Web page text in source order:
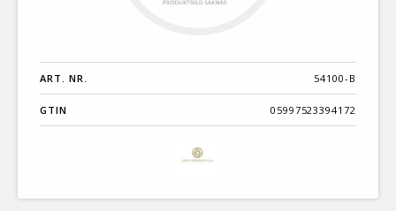
ART. NR. 54100-B
GTIN 05997523394172